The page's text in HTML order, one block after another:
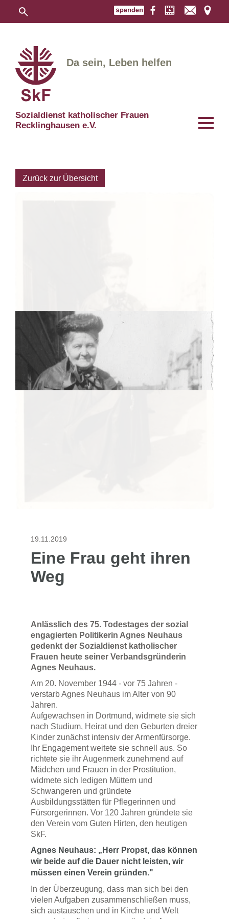
Sozialdienst katholischer Frauen
Recklinghausen e.V.
Da sein, Leben helfen
Zurück zur Übersicht
19.11.2019
Eine Frau geht ihren
Weg
Anlässlich des 75. Todestages der sozial
engagierten Politikerin Agnes Neuhaus
gedenkt der Sozialdienst katholischer
Frauen heute seiner Verbandsgründerin
Agnes Neuhaus.
Am 20. November 1944 - vor 75 Jahren -
verstarb Agnes Neuhaus im Alter von 90
Jahren.
Aufgewachsen in Dortmund, widmete sie sich
nach Studium, Heirat und den Geburten dreier
Kinder zunächst intensiv der Armenfürsorge.
Ihr Engagement weitete sie schnell aus. So
richtete sie ihr Augenmerk zunehmend auf
Mädchen und Frauen in der Prostitution,
widmete sich ledigen Müttern und
Schwangeren und gründete
Ausbildungsstätten für Pflegerinnen und
Fürsorgerinnen. Vor 120 Jahren gründete sie
den Verein vom Guten Hirten, den heutigen
SkF.
Agnes Neuhaus: „Herr Propst, das können
wir beide auf die Dauer nicht leisten, wir
müssen einen Verein gründen."
In der Überzeugung, dass man sich bei den
vielen Aufgaben zusammenschließen muss,
sich austauschen und in Kirche und Welt